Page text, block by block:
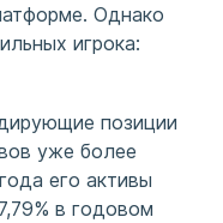
Однако
игрока:
позиции
уже более
его активы
в годовом